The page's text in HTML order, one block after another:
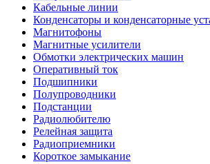
Кабельные линии
Конденсаторы и конденсаторные
Магнитофоны
Магнитные усилители
Обмотки электрических машин
Оперативный ток
Подшипники
Полупроводники
Подстанции
Радиолюбителю
Релейная защита
Радиоприемники
Короткое замыкание